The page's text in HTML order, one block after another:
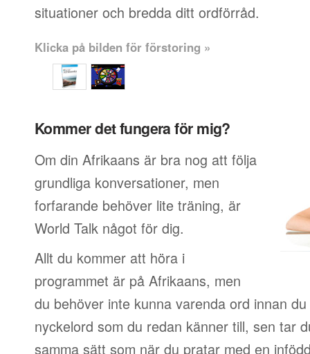
situationer och bredda ditt ordförråd.
Klicka på bilden för förstoring »
Kommer det fungera för mig?
Om din Afrikaans är bra nog att följa
grundliga konversationer, men
forfarande behöver lite träning, är
World Talk något för dig.
Allt du kommer att höra i
programmet är på Afrikaans, men
du behöver inte kunna varenda ord innan
nyckelord som du redan känner till, sen tar
samma sätt som när du pratar med en